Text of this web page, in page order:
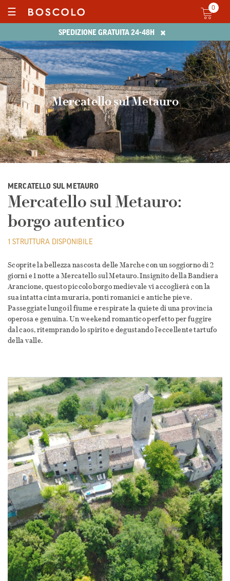
SPEDIZIONE GRATUITA 24-48H ×
☰ 0
Mercatello sul Metauro
MERCATELLO SUL METAURO
Mercatello sul Metauro:
borgo autentico
1 STRUTTURA DISPONIBILE
Scoprite la bellezza nascosta delle Marche con un soggiorno di 2
giorni e 1 notte a Mercatello sul Metauro. Insignito della Bandiera
Arancione, questo piccolo borgo medievale vi accoglierà con la
sua intatta cinta muraria, ponti romanici e antiche pieve.
Passeggiate lungo il fiume e respirate la quiete di una provincia
operosa e genuina. Un weekend romantico perfetto per fuggire
dal caos, ritemprando lo spirito e degustando l'eccellente tartufo
della valle.